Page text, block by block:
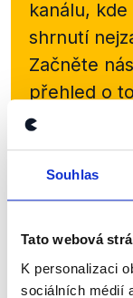
Souhlas
Tato webová
K personalizaci
sociálních médií
kanálu,
shrnutí
Začněte
přehled o
nepravdy
Sociální